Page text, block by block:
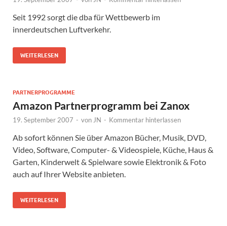
Seit 1992 sorgt die dba für Wettbewerb im
innerdeutschen Luftverkehr.
WEITERLESEN
PARTNERPROGRAMME
Amazon Partnerprogramm bei Zanox
19. September 2007 - von JN - Kommentar hinterlassen
Ab sofort können Sie über Amazon Bücher, Musik, DVD,
Video, Software, Computer- & Videospiele, Küche, Haus &
Garten, Kinderwelt & Spielware sowie Elektronik & Foto
auch auf Ihrer Website anbieten.
WEITERLESEN